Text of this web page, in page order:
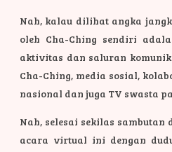
Nah, kalau dilihat angka
oleh Cha-Ching sendiri
aktivitas dan saluran
Cha-Ching, media sosial,
nasional dan juga TV swasta
Nah, selesai sekilas
acara virtual ini dengan